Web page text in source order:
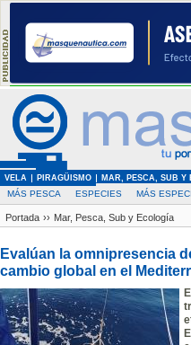
VELA PIRAGÜISMO MAR, PESCA, SUB Y
MÁS PESCA ESPECIES MÁS
Portada ›› Mar, Pesca, Sub y Ecología
Evalúan la omnipresencia
cambio global en el